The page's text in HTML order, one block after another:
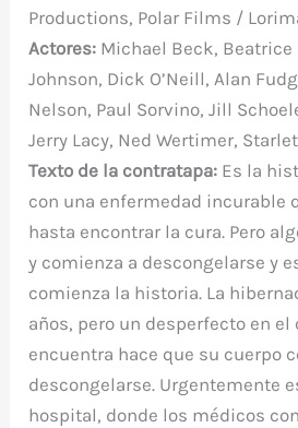
Productions, Polar Films /
Actores: Michael Beck, Beatrice
Johnson, Dick O’Neill, Alan
Nelson, Paul Sorvino, Jill
Jerry Lacy, Ned Wertimer,
Texto de la contratapa: Es la
con una enfermedad incurable
hasta encontrar la cura. Pero
y comienza a descongelarse y
comienza la historia. La
años, pero un desperfecto en
encuentra hace que su cuerpo
descongelarse. Urgentemente
hospital, donde los médicos